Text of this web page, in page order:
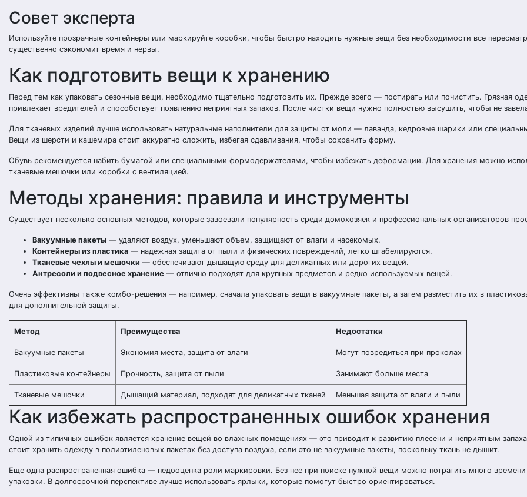
Совет эксперта
Используйте прозрачные контейнеры или маркируйте коробки, чтобы быстро находить нужные вещи без необходимости все
существенно сэкономит время и нервы.
Как подготовить вещи к хранению
Перед тем как упаковать сезонные вещи, необходимо тщательно подготовить их. Прежде всего — постирать или почистить. Грязная
привлекает вредителей и способствует появлению неприятных запахов. После чистки вещи нужно полностью высушить, чтобы не
Для тканевых изделий лучше использовать натуральные наполнители для защиты от моли — лаванда, кедровые шарики или
Вещи из шерсти и кашемира стоит аккуратно сложить, избегая сдавливания, чтобы сохранить форму.
Обувь рекомендуется набить бумагой или специальными формодержателями, чтобы избежать деформации. Для хранения можно
тканевые мешочки или коробки с вентиляцией.
Методы хранения: правила и инструменты
Существует несколько основных методов, которые завоевали популярность среди домохозяек и профессиональных организаторов
Вакуумные пакеты — удаляют воздух, уменьшают объем, защищают от влаги и насекомых.
Контейнеры из пластика — надежная защита от пыли и физических повреждений, легко штабелируются.
Тканевые чехлы и мешочки — обеспечивают дышащую среду для деликатных или дорогих вещей.
Антресоли и подвесное хранение — отлично подходят для крупных предметов и редко используемых вещей.
Очень эффективны также комбо-решения — например, сначала упаковать вещи в вакуумные пакеты, а затем разместить их в
для дополнительной защиты.
Метод Преимущества Недостатки
Вакуумные пакеты Экономия места, защита от влаги Могут повредиться при проколах
Пластиковые контейнеры Прочность, защита от пыли Занимают больше места
Тканевые мешочки Дышащий материал, подходят для деликатных тканей Меньшая защита от влаги и пыли
Как избежать распространенных ошибок хранения
Одной из типичных ошибок является хранение вещей во влажных помещениях — это приводит к развитию плесени и неприятным
стоит хранить одежду в полиэтиленовых пакетах без доступа воздуха, если это не вакуумные пакеты, поскольку ткань не дышит.
Еще одна распространенная ошибка — недооценка роли маркировки. Без нее при поиске нужной вещи можно потратить много времени
упаковки. В долгосрочной перспективе лучше использовать ярлыки, которые помогут быстро ориентироваться.